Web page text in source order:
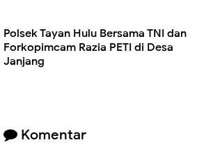
Polsek Tayan Hulu Bersama TNI dan
Forkopimcam Razia PETI di Desa
Janjang
Komentar